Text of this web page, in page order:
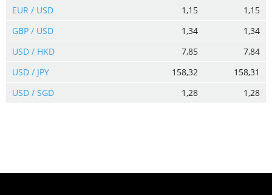
EUR / USD
1,15
1,15
GBP / USD
1,34
1,34
USD / HKD
7,85
7,84
USD / JPY
158,32
158,31
USD / SGD
1,28 1,28